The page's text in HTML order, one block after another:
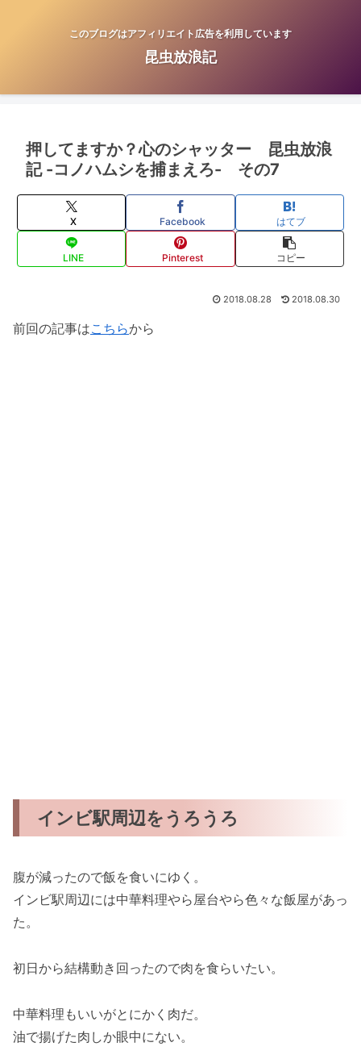
このブログはアフィリエイト広告を利用しています
昆虫放浪記
押してますか？心のシャッター 昆虫放浪
記 -コノハムシを捕まえろ- その7
X Facebook はてブ
LINE Pinterest コピー
2018.08.28 2018.08.30
前回の記事はこちらから
インビ駅周辺をうろうろ
腹が減ったので飯を食いにゆく。
インビ駅周辺には中華料理やら屋台やら色々な飯屋があっ
た。
初日から結構動き回ったので肉を食らいたい。
中華料理もいいがとにかく肉だ。
油で揚げた肉しか眼中にない。